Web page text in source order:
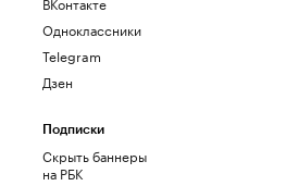
Одноклассники
Telegram
Дзен
Подписки
Скрыть баннеры
на РБК